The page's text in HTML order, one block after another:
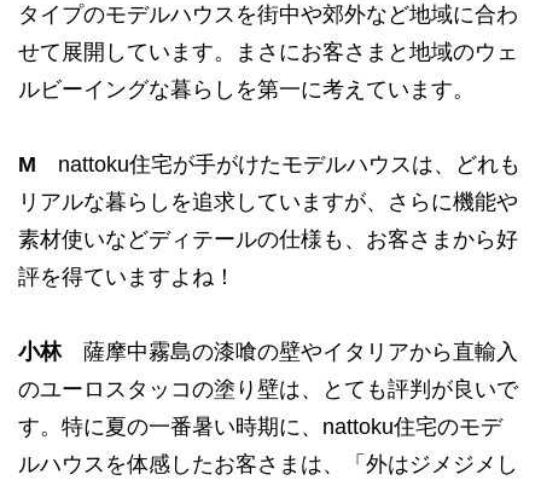
タイプのモデルハウスを街中や郊外など地域に合わ
せて展開しています。まさにお客さまと地域のウェ
ルビーイングな暮らしを第一に考えています。
M nattoku住宅が手がけたモデルハウスは、どれも
リアルな暮らしを追求していますが、さらに機能や
素材使いなどディテールの仕様も、お客さまから好
評を得ていますよね！
小林薩摩中霧島の漆喰の壁やイタリアから直輸入
のユーロスタッコの塗り壁は、とても評判が良いで
す。特に夏の一番暑い時期に、nattoku住宅のモデ
ルハウスを体感したお客さまは、「外はジメジメし